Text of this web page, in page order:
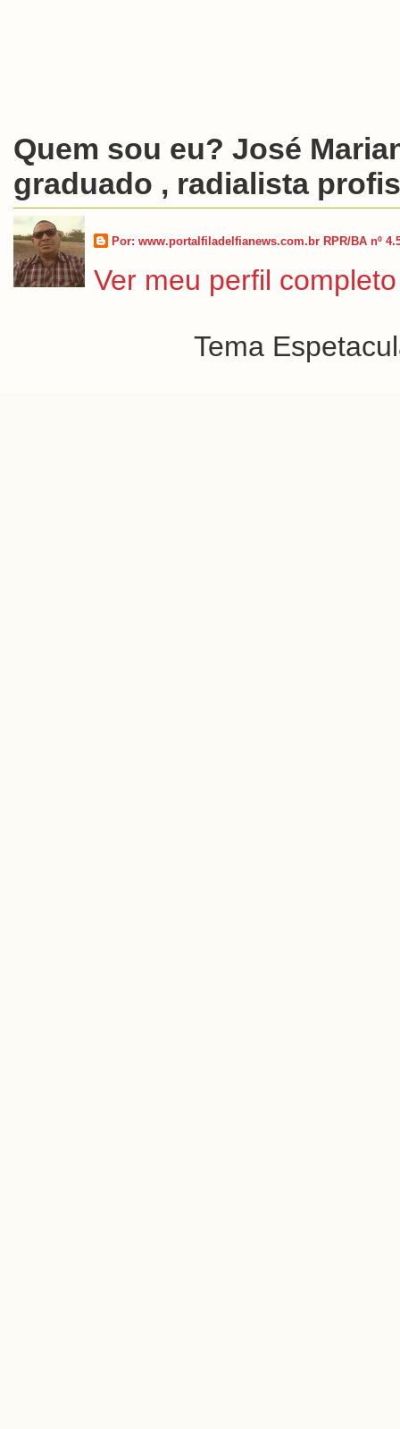
Quem sou eu? José
graduado , radialista
Por: www.portalfiladelfianews.com.br RPR/BA nº
Ver meu perfil completo
Tema